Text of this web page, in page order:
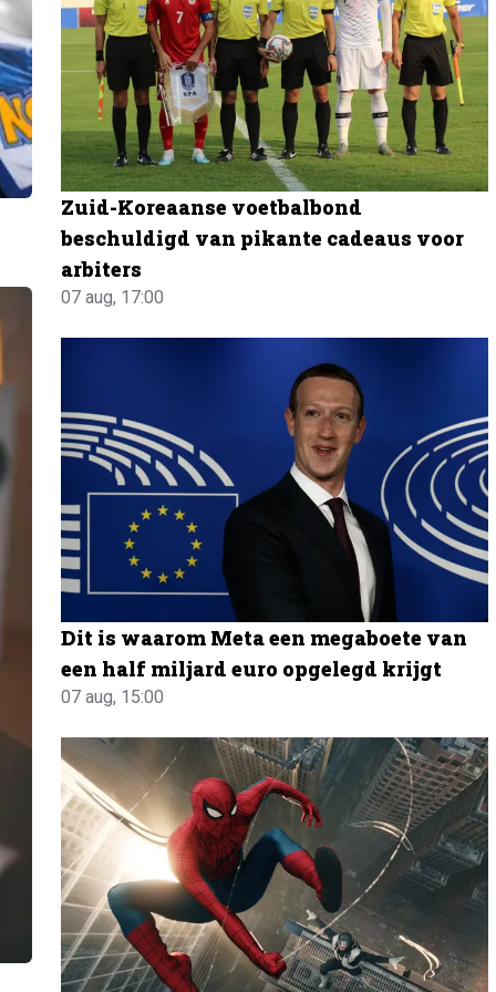
Zuid-Koreaanse voetbalbond
beschuldigd van pikante cadeaus voor
arbiters
07 aug, 17:00
Dit is waarom Meta een megaboete van
een half miljard euro opgelegd krijgt
07 aug, 15:00